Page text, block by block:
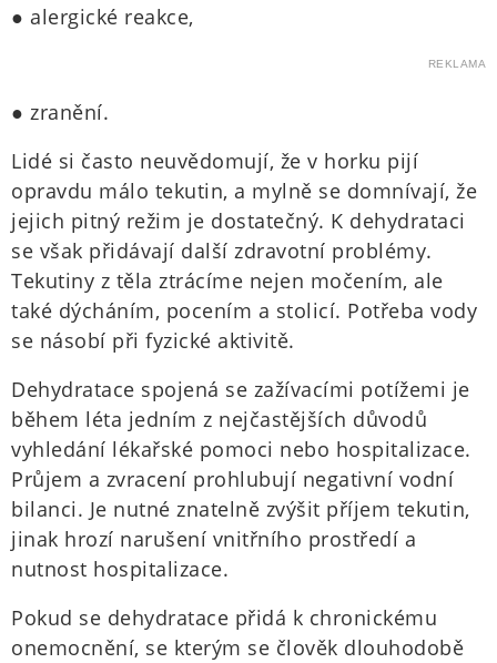
● alergické reakce,
REKLAMA
● zranění.
Lidé si často neuvědomují, že v horku pijí
opravdu málo tekutin, a mylně se domnívají, že
jejich pitný režim je dostatečný. K dehydrataci
se však přidávají další zdravotní problémy.
Tekutiny z těla ztrácíme nejen močením, ale
také dýcháním, pocením a stolicí. Potřeba vody
se násobí při fyzické aktivitě.
Dehydratace spojená se zažívacími potížemi je
během léta jedním z nejčastějších důvodů
vyhledání lékařské pomoci nebo hospitalizace.
Průjem a zvracení prohlubují negativní vodní
bilanci. Je nutné znatelně zvýšit příjem tekutin,
jinak hrozí narušení vnitřního prostředí a
nutnost hospitalizace.
Pokud se dehydratace přidá k chronickému
onemocnění, se kterým se člověk dlouhodobě